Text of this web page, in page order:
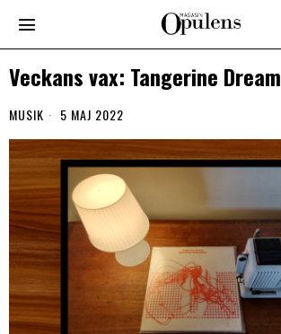
Veckans vax: Tangerine Dream
MUSIK 5 MAJ 2022